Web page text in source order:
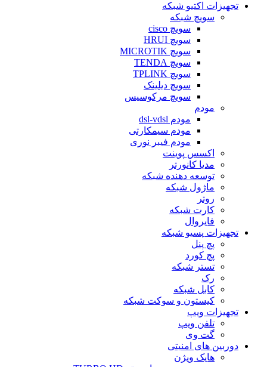
تجهیزات اکتیو شبکه
سویچ شبکه
سویچ cisco
سویچ HRUI
سویچ MICROTIK
سویچ TENDA
سویچ TPLINK
سویچ دیلینک
سویچ مرکوسیس
مودم
مودم dsl-vdsl
مودم سیمکارتی
مودم فیبر نوری
اکسس پوینت
مدیا کانورتر
توسعه دهنده شبکه
ماژول شبکه
روتر
کارت شبکه
فایروال
تجهیزات پسیو شبکه
پچ پنل
پچ کورد
تستر شبکه
رک
کابل شبکه
کیستون و سوکت شبکه
تجهیزات ویپ
تلفن ویپ
گت وی
دوربین های امنیتی
هایک ویژن